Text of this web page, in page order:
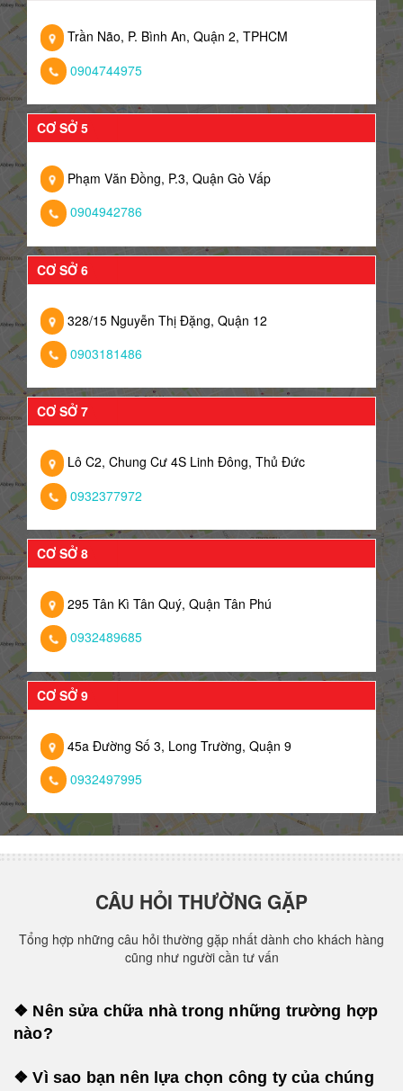
Trần Não, P. Bình An, Quận 2, TPHCM
0904744975
CƠ SỞ 5
Phạm Văn Đồng, P.3, Quận Gò Vấp
0904942786
CƠ SỞ 6
328/15 Nguyễn Thị Đặng, Quận 12
0903181486
CƠ SỞ 7
Lô C2, Chung Cư 4S Linh Đông, Thủ Đức
0932377972
CƠ SỞ 8
295 Tân Kì Tân Quý, Quận Tân Phú
0932489685
CƠ SỞ 9
45a Đường Số 3, Long Trường, Quận 9
0932497995
CÂU HỎI THƯỜNG GẶP
Tổng hợp những câu hỏi thường gặp nhất dành cho khách hàng
cũng như người cần tư vấn
❖ Nên sửa chữa nhà trong những trường hợp
nào?
❖ Vì sao bạn nên lựa chọn công ty của chúng